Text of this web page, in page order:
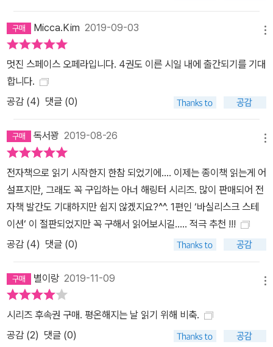
Micca.Kim 2019-09-03
멋진 스페이스 오페라입니다. 4권도 이른 시일 내에 출간되기를 기대
합니다.
공감 (4) 댓글 (0)
독서꽝 2019-08-26
전자책으로 읽기 시작한지 한참 되었기에.... 이제는 종이책 읽는게 어
설프지만, 그래도 꼭 구입하는 아너 해링터 시리즈. 많이 판매되어 전
자책 발간도 기대하지만 쉽지 않겠지요?^^. 1편인 ‘바실리스크 스테
이션‘ 이 절판되었지만 꼭 구해서 읽어보시길..... 적극 추천 !!!
공감 (4) 댓글 (0)
별이랑 2019-11-09
시리즈 후속권 구매. 평온해지는 날 읽기 위해 비축.
공감 (2) 댓글 (0)